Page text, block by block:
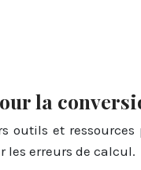
la
outils et
les erreurs de calcul.